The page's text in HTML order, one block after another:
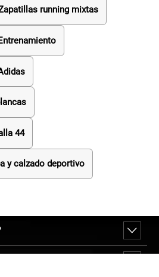
running mixtas
44
y calzado deportivo